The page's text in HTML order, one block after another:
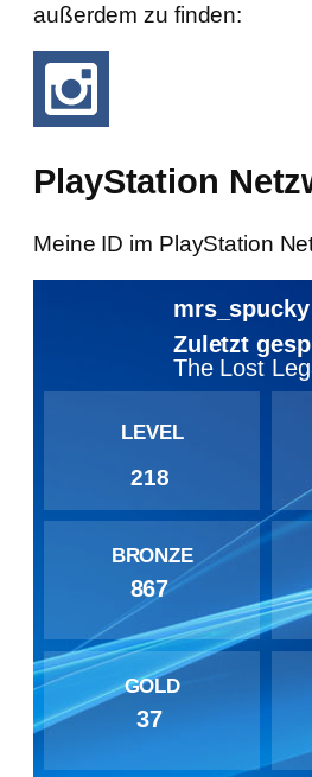
außerdem zu finden:
PlayStation
Meine ID im PlayStation
mrs_spucky
Zuletzt
The Lost
LEVEL
218
BRONZE
867
GOLD
37